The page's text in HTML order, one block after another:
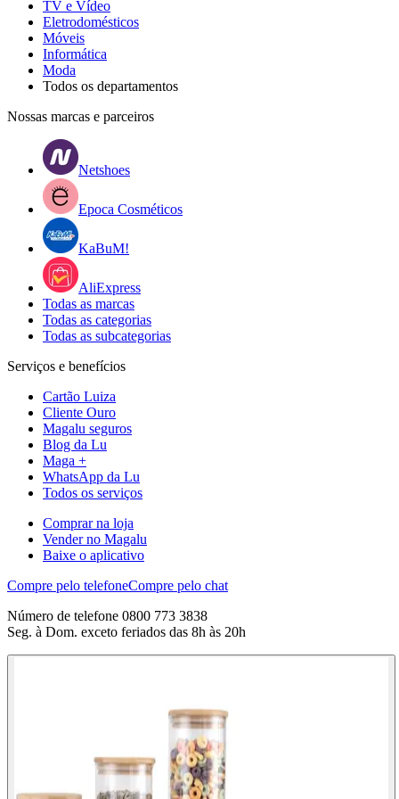
TV e Vídeo
Eletrodomésticos
Móveis
Informática
Moda
Todos os departamentos
Nossas marcas e parceiros
Netshoes
Epoca Cosméticos
KaBuM!
AliExpress
Todas as marcas
Todas as categorias
Todas as subcategorias
Serviços e benefícios
Cartão Luiza
Cliente Ouro
Magalu seguros
Blog da Lu
Maga +
WhatsApp da Lu
Todos os serviços
Comprar na loja
Vender no Magalu
Baixe o aplicativo
Compre pelo telefoneCompre pelo chat
Número de telefone 0800 773 3838
Seg. à Dom. exceto feriados das 8h às 20h